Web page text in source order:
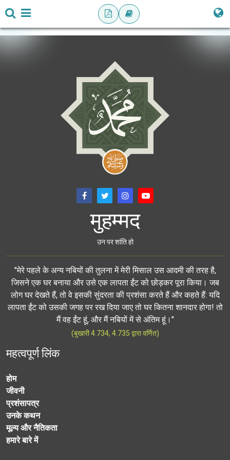
मुहम्मद
उन पर शांति हो
"मेरे पहले के अन्य नबियों की तुलना में मेरी मिसाल उस आदमी की तरह है,
जिसने एक घर बनाया और उसे एक लापता ईंट को छोड़कर पूरा किया। जब
लोग घर देखते हैं, तो वे इसकी सुंदरता की प्रशंसा करते हैं और कहते हैं: यदि
लापता ईंट को उसकी जगह पर रख दिया जाए तो घर कितना शानदार होगा! तो
मैं वह ईंट हूं, और मैं नबियों में से अंतिम हूं।"
(बुखारी 4.734, 4.735 द्वारा वर्णित)
महत्वपूर्ण लिंक
होम
जीवनी
प्रशंसापत्र
उनके कथन
मूल्य और नैतिकता
हमारे बारे में